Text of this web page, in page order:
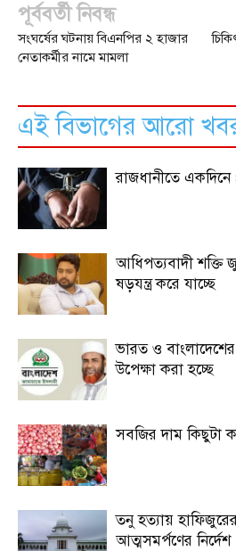
পূর্ববর্তী নিবন্ধ
সংঘর্ষের ঘটনায় বিএনপির ২ হাজার
নেতাকর্মীর নামে মামলা
এই বিভাগের আরো
রাজধানীতে একদিনে
আধিপত্যবাদী শক্তি
ষড়যন্ত্র করে যাচ্ছে
ভারত ও বাংলাদেশের
উপেক্ষা করা হচ্ছে
সবজির দাম কিছুটা
তনু হত্যায়
আত্মসমর্পণের নির্দেশ